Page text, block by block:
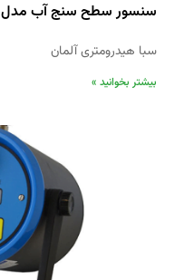
سنسور سطح سنج آب مدل Dipper-PTEC
سبا هیدرومتری آلمان
بیشتر بخوانید »